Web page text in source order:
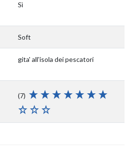
Sì
Soft
gita' all'isola dei pescatori
(7)